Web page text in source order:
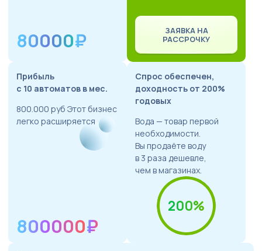
80000₽
ЗАЯВКА НА
РАССРОЧКУ
Прибыль
с 10 автоматов в мес.
800.000 руб Этот бизнес
легко расширяется
800000₽
Спрос обеспечен,
доходность от 200%
годовых
Вода — товар первой
необходимости.
Вы продаёте воду
в 3 раза дешевле,
чем в магазинах.
200%